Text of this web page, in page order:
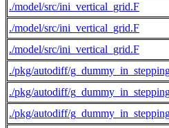
./model/src/ini_vertical_grid.F
./model/src/ini_vertical_grid.F
./model/src/ini_vertical_grid.F
./pkg/autodiff/
./pkg/autodiff/
./pkg/autodiff/